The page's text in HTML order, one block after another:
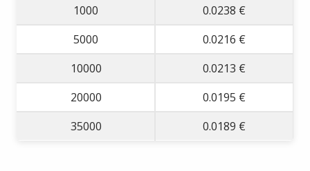
1000
0.0238 €
5000
0.0216 €
10000
0.0213 €
20000
0.0195 €
35000
0.0189 €